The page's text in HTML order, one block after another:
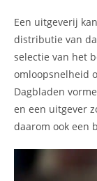
Een uitgeverij
distributie van
selectie van het
omloopsnelheid
Dagbladen
en een uitgever
daarom ook een